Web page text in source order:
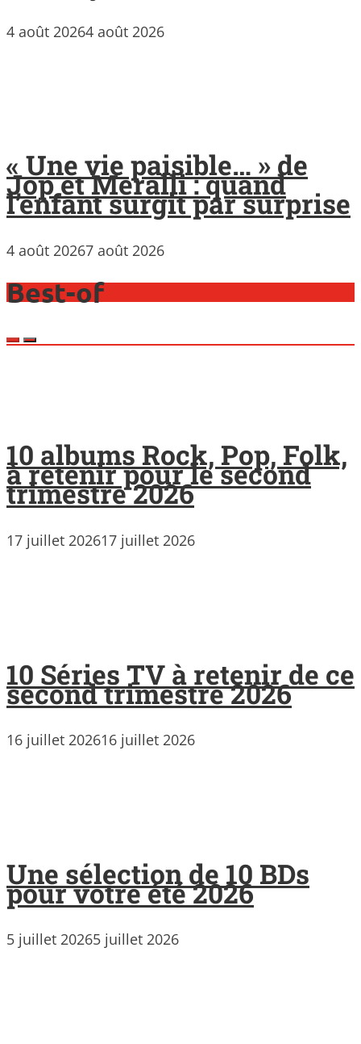
4 août 20264 août 2026
« Une vie paisible… » de
Jop et Meralli : quand
l’enfant surgit par surprise
4 août 20267 août 2026
Best-of
10 albums Rock, Pop, Folk,
à retenir pour le second
trimestre 2026
17 juillet 202617 juillet 2026
10 Séries TV à retenir de ce
second trimestre 2026
16 juillet 202616 juillet 2026
Une sélection de 10 BDs
pour votre été 2026
5 juillet 20265 juillet 2026